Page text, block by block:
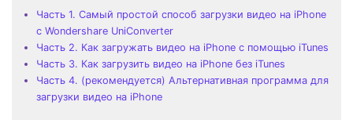
Часть 1. Самый простой способ загрузки видео на iPhone
с Wondershare UniConverter
Часть 2. Как загружать видео на iPhone с помощью iTunes
Часть 3. Как загрузить видео на iPhone без iTunes
Часть 4. (рекомендуется) Альтернативная программа для
загрузки видео на iPhone